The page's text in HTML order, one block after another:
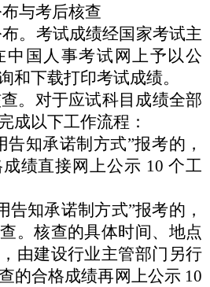
与考后核查
。考试成绩经国家考试主
中国人事考试网上予以公
和下载打印考试成绩。
。对于应试科目成绩全部
成以下工作流程：
告知承诺制方式”报考的，
成绩直接网上公示 10 个工
告知承诺制方式”报考的，
。核查的具体时间、地点
由建设行业主管部门另行
的合格成绩再网上公示10